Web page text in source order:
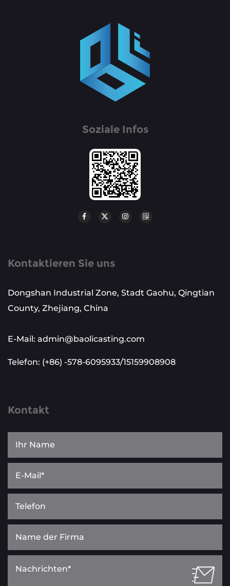
Soziale Infos
Kontaktieren Sie uns
Dongshan Industrial Zone, Stadt Gaohu, Qingtian
County, Zhejiang, China
E-Mail: admin@baolicasting.com
Telefon: (+86) -578-6095933/15159908908
Kontakt